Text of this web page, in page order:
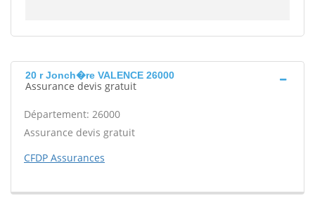
20 r Jonch�re VALENCE 26000
Assurance devis gratuit
Département: 26000
Assurance devis gratuit
CFDP Assurances